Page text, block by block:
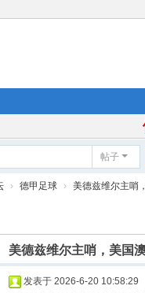
帖子
› 德甲足球 › 美德兹维尔主哨
美德兹维尔主哨，美国
发表于 2026-6-20 10:58:29